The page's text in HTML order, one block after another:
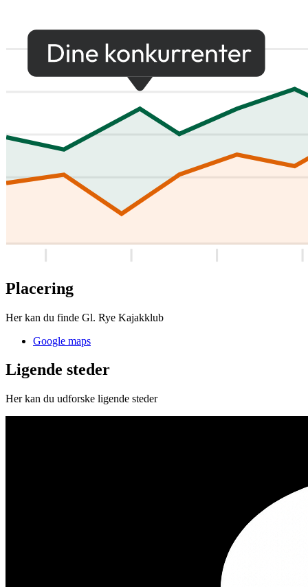
Placering
Her kan du finde Gl. Rye Kajakklub
Google maps
Ligende steder
Her kan du udforske ligende steder